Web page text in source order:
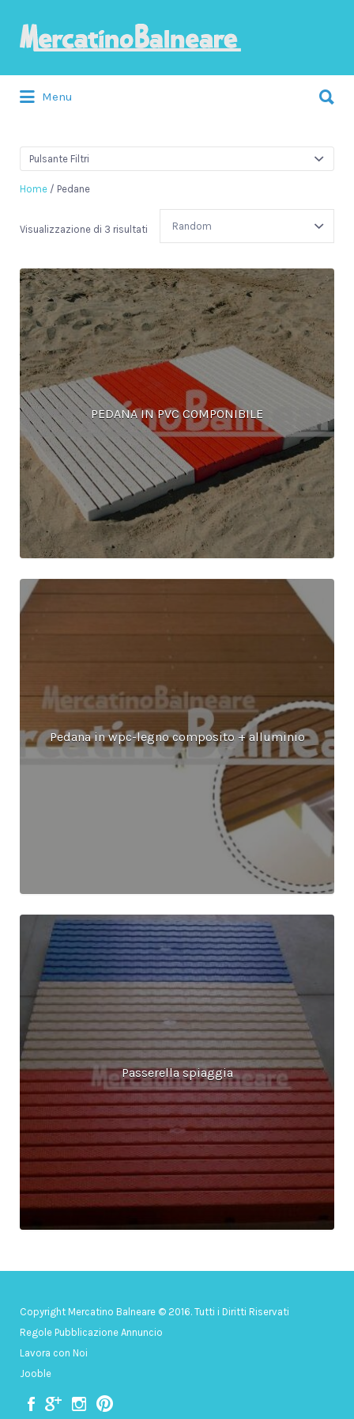
Menu
Pulsante Filtri
Home / Pedane
Visualizzazione di 3 risultati
PEDANA IN PVC COMPONIBILE
Pedana in wpc-legno composito + alluminio
Passerella spiaggia
Copyright Mercatino Balneare © 2016. Tutti i Diritti Riservati
Regole Pubblicazione Annuncio
Lavora con Noi
Jooble